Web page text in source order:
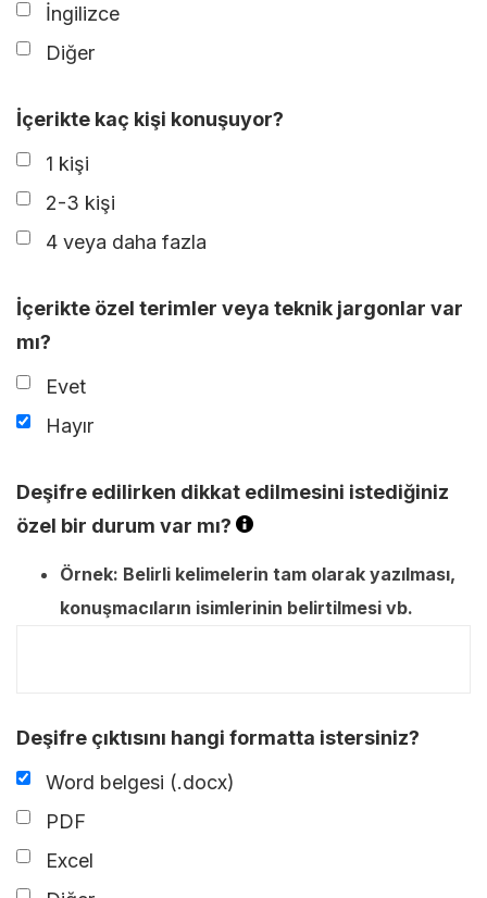
İngilizce
Diğer
İçerikte kaç kişi konuşuyor?
1 kişi
2-3 kişi
4 veya daha fazla
İçerikte özel terimler veya teknik jargonlar var
mı?
Evet
Hayır
Deşifre edilirken dikkat edilmesini istediğiniz
özel bir durum var mı?
Örnek: Belirli kelimelerin tam olarak yazılması,
konuşmacıların isimlerinin belirtilmesi vb.
Deşifre çıktısını hangi formatta istersiniz?
Word belgesi (.docx)
PDF
Excel